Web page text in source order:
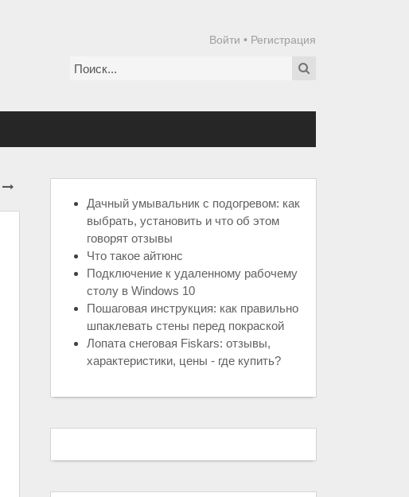
Войти • Регистрация
Дачный умывальник с подогревом: как
выбрать, установить и что об этом
говорят отзывы
Что такое айтюнс
Подключение к удаленному рабочему
столу в Windows 10
Пошаговая инструкция: как правильно
шпаклевать стены перед покраской
Лопата снеговая Fiskars: отзывы,
характеристики, цены - где купить?